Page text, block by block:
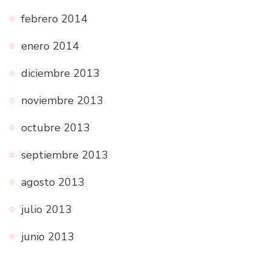
febrero 2014
enero 2014
diciembre 2013
noviembre 2013
octubre 2013
septiembre 2013
agosto 2013
julio 2013
junio 2013